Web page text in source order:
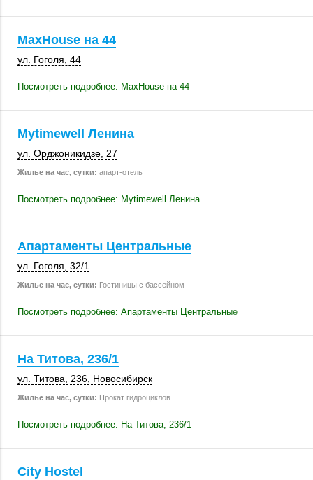
MaxHouse на 44
ул. Гоголя, 44
Посмотреть подробнее: MaxHouse на 44
Mytimewell Ленина
ул. Орджоникидзе, 27
Жилье на час, сутки: апарт-отель
Посмотреть подробнее: Mytimewell Ленина
Апартаменты Центральные
ул. Гоголя 32/1
Жилье на час, сутки: Гостиницы с бассейном
Посмотреть подробнее: Апартаменты Центральные
На Титова, 236/1
ул. Титова 236 Новосибирск
Жилье на час, сутки: Прокат гидроциклов
Посмотреть подробнее: На Титова, 236/1
City Hostel